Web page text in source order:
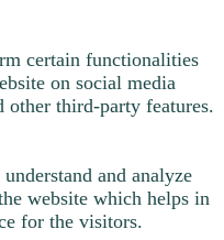
certain functionalities
on social media
other third-party features.
and analyze
website which helps in
for the visitors.